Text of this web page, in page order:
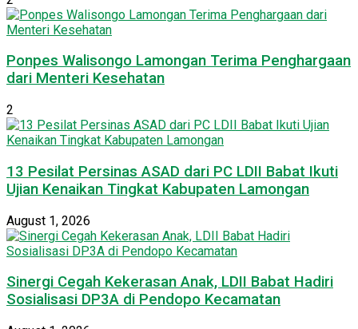
Ponpes Walisongo Lamongan Terima Penghargaan
dari Menteri Kesehatan
2
13 Pesilat Persinas ASAD dari PC LDII Babat Ikuti
Ujian Kenaikan Tingkat Kabupaten Lamongan
August 1, 2026
Sinergi Cegah Kekerasan Anak, LDII Babat Hadiri
Sosialisasi DP3A di Pendopo Kecamatan